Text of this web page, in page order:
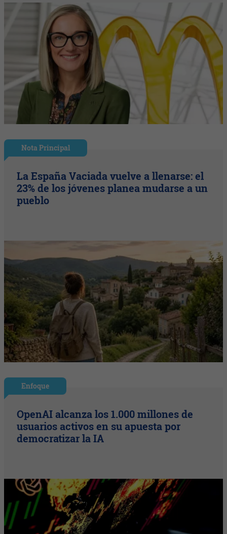
Nota Principal
La España Vaciada vuelve a llenarse: el
23% de los jóvenes planea mudarse a un
pueblo
Enfoque
OpenAI alcanza los 1.000 millones de
usuarios activos en su apuesta por
democratizar la IA